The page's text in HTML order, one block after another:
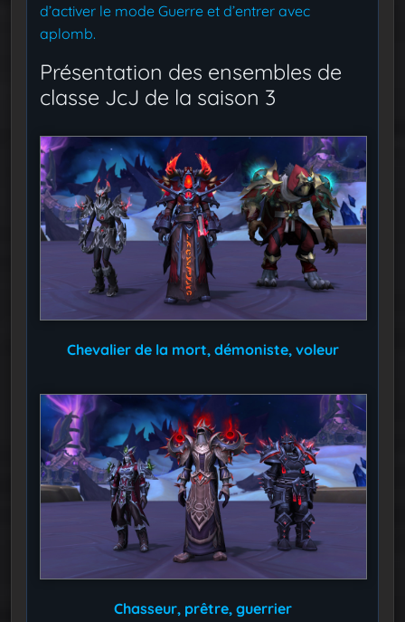
d’activer le mode Guerre et d’entrer avec
aplomb.
Présentation des ensembles de
classe JcJ de la saison 3
Chevalier de la mort, démoniste, voleur
Chasseur, prêtre, guerrier